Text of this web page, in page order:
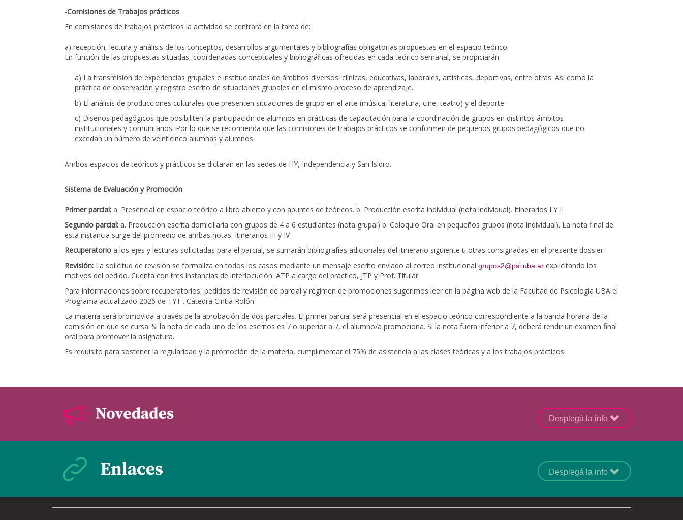
-Comisiones de Trabajos prácticos
En comisiones de trabajos prácticos la actividad se centrará en la tarea de:
a) recepción, lectura y análisis de los conceptos, desarrollos argumentales y bibliografías obligatorias propuestas en el espacio teórico.
En función de las propuestas situadas, coordenadas conceptuales y bibliográficas ofrecidas en cada teórico semanal, se propiciarán:
a) La transmisión de experiencias grupales e institucionales de ámbitos diversos: clínicas, educativas, laborales, artísticas, deportivas, entre otras. Así como la
práctica de observación y registro escrito de situaciones grupales en el mismo proceso de aprendizaje.
b) El análisis de producciones culturales que presenten situaciones de grupo en el arte (música, literatura, cine, teatro) y el deporte.
c) Diseños pedagógicos que posibiliten la participación de alumnos en prácticas de capacitación para la coordinación de grupos en distintos ámbitos
institucionales y comunitarios. Por lo que se recomienda que las comisiones de trabajos prácticos se conformen de pequeños grupos pedagógicos que no
excedan un número de veinticinco alumnas y alumnos.
Ambos espacios de teóricos y prácticos se dictarán en las sedes de HY, Independencia y San Isidro.
Sistema de Evaluación y Promoción
Primer parcial: a. Presencial en espacio teórico a libro abierto y con apuntes de teóricos. b. Producción escrita individual (nota individual). Itinerarios I Y II
Segundo parcial: a. Producción escrita domiciliaria con grupos de 4 a 6 estudiantes (nota grupal) b. Coloquio Oral en pequeños grupos (nota individual). La nota final de
esta instancia surge del promedio de ambas notas. Itinerarios III y IV
Recuperatorio a los ejes y lecturas solicitadas para el parcial, se sumarán bibliografías adicionales del itinerario siguiente u otras consignadas en el presente dossier.
Revisión: La solicitud de revisión se formaliza en todos los casos mediante un mensaje escrito enviado al correo institucional grupos2@psi.uba.ar explicitando los
motivos del pedido. Cuenta con tres instancias de interlocución: ATP a cargo del práctico, JTP y Prof. Titular
Para informaciones sobre recuperatorios, pedidos de revisión de parcial y régimen de promociones sugerimos leer en la página web de la Facultad de Psicología UBA el
Programa actualizado 2026 de TYT . Cátedra Cintia Rolón
La materia será promovida a través de la aprobación de dos parciales. El primer parcial será presencial en el espacio teórico correspondiente a la banda horaria de la
comisión en que se cursa. Si la nota de cada uno de los escritos es 7 o superior a 7, el alumno/a promociona. Si la nota fuera inferior a 7, deberá rendir un examen final
oral para promover la asignatura.
Es requisito para sostener la regularidad y la promoción de la materia, cumplimentar el 75% de asistencia a las clases teóricas y a los trabajos prácticos.
Desplegá la info
Desplegá la info